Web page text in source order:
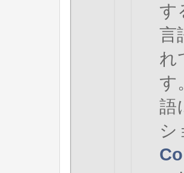
す
言
れ
す
語
シ